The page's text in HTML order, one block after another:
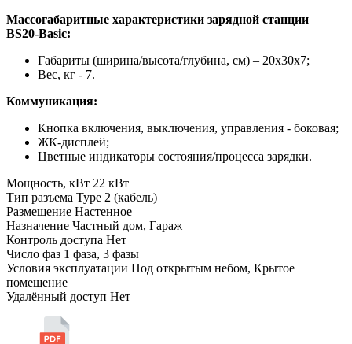
Массогабаритные характеристики зарядной станции
BS20-Basic:
Габариты (ширина/высота/глубина, см) – 20х30х7;
Вес, кг - 7.
Коммуникация:
Кнопка включения, выключения, управления - боковая;
ЖК-дисплей;
Цветные индикаторы состояния/процесса зарядки.
Мощность, кВт 22 кВт
Тип разъема Type 2 (кабель)
Размещение Настенное
Назначение Частный дом, Гараж
Контроль доступа Нет
Число фаз 1 фаза, 3 фазы
Условия эксплуатации Под открытым небом, Крытое
помещение
Удалённый доступ Нет